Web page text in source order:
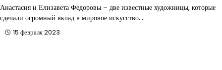
Анастасия и Елизавета Федоровы – две известные художницы, которые
сделали огромный вклад в мировое искусство.…
15 февраля 2023